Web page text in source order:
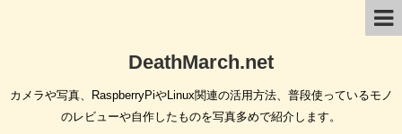
DeathMarch.net
カメラや写真、RaspberryPiやLinux関連の活用方法、普段使っているモノ
のレビューや自作したものを写真多めで紹介します。